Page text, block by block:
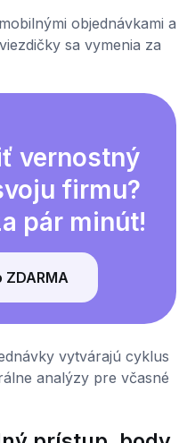
objednávkami a
sa vymenia za
vernostný
firmu?
pár minút!
vytvárajú cyklus
analýzy pre včasné